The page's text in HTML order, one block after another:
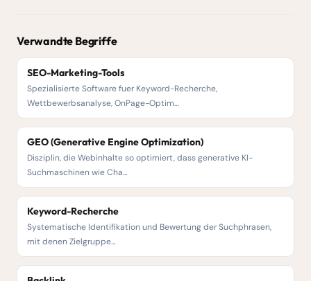
Verwandte Begriffe
SEO-Marketing-Tools
Spezialisierte Software fuer Keyword-Recherche,
Wettbewerbsanalyse, OnPage-Optim…
GEO (Generative Engine Optimization)
Disziplin, die Webinhalte so optimiert, dass generative KI-
Suchmaschinen wie Cha…
Keyword-Recherche
Systematische Identifikation und Bewertung der Suchphrasen,
mit denen Zielgruppe…